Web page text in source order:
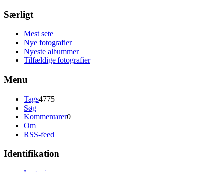
Særligt
Mest sete
Nye fotografier
Nyeste albummer
Tilfældige fotografier
Menu
Tags4775
Søg
Kommentarer0
Om
RSS-feed
Identifikation